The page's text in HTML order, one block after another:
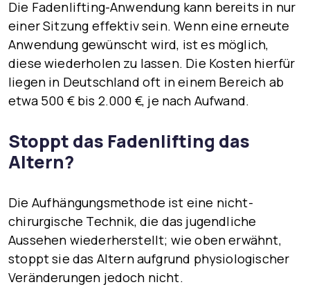
Die Fadenlifting-Anwendung kann bereits in nur
einer Sitzung effektiv sein. Wenn eine erneute
Anwendung gewünscht wird, ist es möglich,
diese wiederholen zu lassen. Die Kosten hierfür
liegen in Deutschland oft in einem Bereich ab
etwa 500 € bis 2.000 €, je nach Aufwand.
Stoppt das Fadenlifting das
Altern?
Die Aufhängungsmethode ist eine nicht-
chirurgische Technik, die das jugendliche
Aussehen wiederherstellt; wie oben erwähnt,
stoppt sie das Altern aufgrund physiologischer
Veränderungen jedoch nicht.